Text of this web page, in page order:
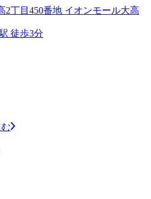
2丁目450番地 イオンモール大高
徒歩3分